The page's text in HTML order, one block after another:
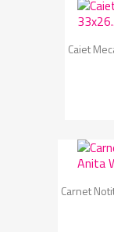
Caiet
Carnet